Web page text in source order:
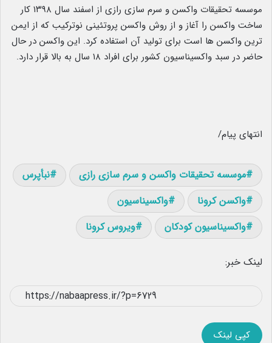
موسسه تحقیقات واکسن و سرم سازی رازی از اسفند سال ۱۳۹۸ کار
ساخت واکسن را آغاز و از روش واکسن پروتئینی نوترکیب که از ایمن
ترین واکسن ها است برای تولید آن استفاده کرد. این واکسن در حال
حاضر در سبد واکسیناسیون کشور برای افراد ۱۸ سال به بالا قرار دارد.
انتهای پیام/
موسسه تحقیقات واکسن و سرم سازی رازی
نبأپرس
واکسن کرونا
واکسیناسیون
واکسیناسیون کودکان
ویروس کرونا
لینک خبر:
کپی لینک